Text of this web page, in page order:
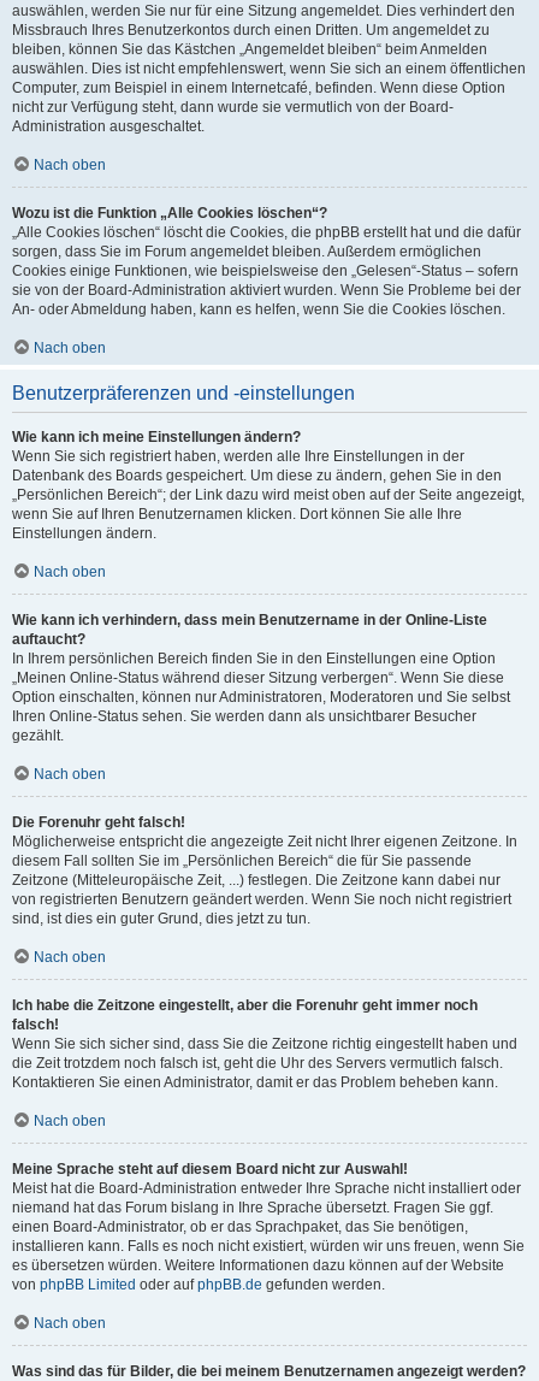
auswählen, werden Sie nur für eine Sitzung angemeldet. Dies verhindert den
Missbrauch Ihres Benutzerkontos durch einen Dritten. Um angemeldet zu
bleiben, können Sie das Kästchen „Angemeldet bleiben“ beim Anmelden
auswählen. Dies ist nicht empfehlenswert, wenn Sie sich an einem öffentlichen
Computer, zum Beispiel in einem Internetcafé, befinden. Wenn diese Option
nicht zur Verfügung steht, dann wurde sie vermutlich von der Board-
Administration ausgeschaltet.
Nach oben
Wozu ist die Funktion „Alle Cookies löschen“?
„Alle Cookies löschen“ löscht die Cookies, die phpBB erstellt hat und die dafür
sorgen, dass Sie im Forum angemeldet bleiben. Außerdem ermöglichen
Cookies einige Funktionen, wie beispielsweise den „Gelesen“-Status – sofern
sie von der Board-Administration aktiviert wurden. Wenn Sie Probleme bei der
An- oder Abmeldung haben, kann es helfen, wenn Sie die Cookies löschen.
Nach oben
Benutzerpräferenzen und -einstellungen
Wie kann ich meine Einstellungen ändern?
Wenn Sie sich registriert haben, werden alle Ihre Einstellungen in der
Datenbank des Boards gespeichert. Um diese zu ändern, gehen Sie in den
„Persönlichen Bereich“; der Link dazu wird meist oben auf der Seite angezeigt,
wenn Sie auf Ihren Benutzernamen klicken. Dort können Sie alle Ihre
Einstellungen ändern.
Nach oben
Wie kann ich verhindern, dass mein Benutzername in der Online-Liste
auftaucht?
In Ihrem persönlichen Bereich finden Sie in den Einstellungen eine Option
„Meinen Online-Status während dieser Sitzung verbergen“. Wenn Sie diese
Option einschalten, können nur Administratoren, Moderatoren und Sie selbst
Ihren Online-Status sehen. Sie werden dann als unsichtbarer Besucher
gezählt.
Nach oben
Die Forenuhr geht falsch!
Möglicherweise entspricht die angezeigte Zeit nicht Ihrer eigenen Zeitzone. In
diesem Fall sollten Sie im „Persönlichen Bereich“ die für Sie passende
Zeitzone (Mitteleuropäische Zeit, ...) festlegen. Die Zeitzone kann dabei nur
von registrierten Benutzern geändert werden. Wenn Sie noch nicht registriert
sind, ist dies ein guter Grund, dies jetzt zu tun.
Nach oben
Ich habe die Zeitzone eingestellt, aber die Forenuhr geht immer noch
falsch!
Wenn Sie sich sicher sind, dass Sie die Zeitzone richtig eingestellt haben und
die Zeit trotzdem noch falsch ist, geht die Uhr des Servers vermutlich falsch.
Kontaktieren Sie einen Administrator, damit er das Problem beheben kann.
Nach oben
Meine Sprache steht auf diesem Board nicht zur Auswahl!
Meist hat die Board-Administration entweder Ihre Sprache nicht installiert oder
niemand hat das Forum bislang in Ihre Sprache übersetzt. Fragen Sie ggf.
einen Board-Administrator, ob er das Sprachpaket, das Sie benötigen,
installieren kann. Falls es noch nicht existiert, würden wir uns freuen, wenn Sie
es übersetzen würden. Weitere Informationen dazu können auf der Website
von phpBB Limited oder aufphpBB.de gefunden werden.
Nach oben
Was sind das für Bilder, die bei meinem Benutzernamen angezeigt werden?